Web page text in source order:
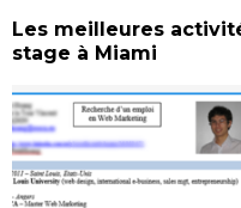
Les meilleures
stage à Miami